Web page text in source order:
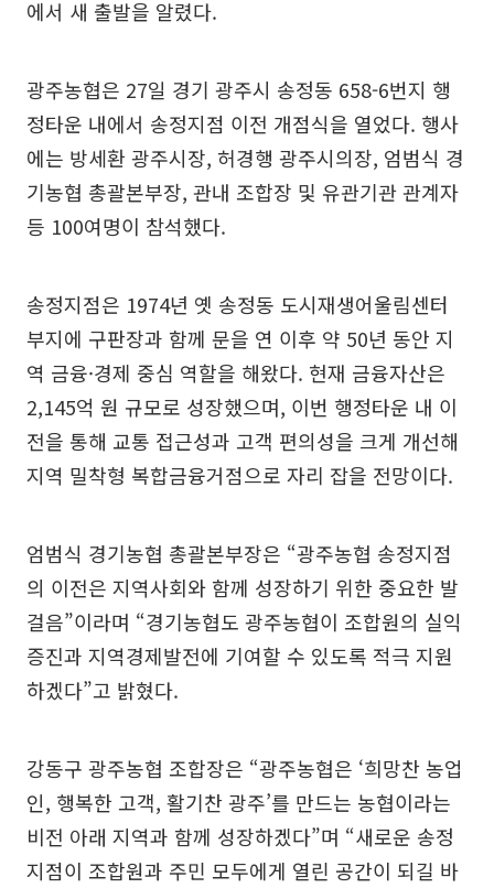
에서 새 출발을 알렸다.
광주농협은 27일 경기 광주시 송정동 658-6번지 행
정타운 내에서 송정지점 이전 개점식을 열었다. 행사
에는 방세환 광주시장, 허경행 광주시의장, 엄범식 경
기농협 총괄본부장, 관내 조합장 및 유관기관 관계자
등 100여명이 참석했다.
송정지점은 1974년 옛 송정동 도시재생어울림센터
부지에 구판장과 함께 문을 연 이후 약 50년 동안 지
역 금융·경제 중심 역할을 해왔다. 현재 금융자산은
2,145억 원 규모로 성장했으며, 이번 행정타운 내 이
전을 통해 교통 접근성과 고객 편의성을 크게 개선해
지역 밀착형 복합금융거점으로 자리 잡을 전망이다.
엄범식 경기농협 총괄본부장은 “광주농협 송정지점
의 이전은 지역사회와 함께 성장하기 위한 중요한 발
걸음”이라며 “경기농협도 광주농협이 조합원의 실익
증진과 지역경제발전에 기여할 수 있도록 적극 지원
하겠다”고 밝혔다.
강동구 광주농협 조합장은 “광주농협은 ‘희망찬 농업
인, 행복한 고객, 활기찬 광주’를 만드는 농협이라는
비전 아래 지역과 함께 성장하겠다”며 “새로운 송정
지점이 조합원과 주민 모두에게 열린 공간이 되길 바